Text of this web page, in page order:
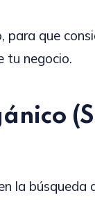
que
tu negocio.
la búsqueda